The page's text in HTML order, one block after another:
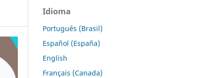
Idioma
Português (Brasil)
Español (España)
English
Français (Canada)